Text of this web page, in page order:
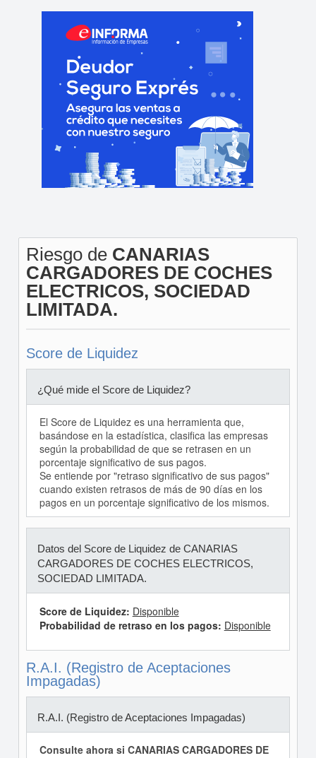
Riesgo de CANARIAS
CARGADORES DE COCHES
ELECTRICOS, SOCIEDAD
LIMITADA.
Score de Liquidez
¿Qué mide el Score de Liquidez?
El Score de Liquidez es una herramienta que,
basándose en la estadística, clasifica las empresas
según la probabilidad de que se retrasen en un
porcentaje significativo de sus pagos.
Se entiende por "retraso significativo de sus pagos"
cuando existen retrasos de más de 90 días en los
pagos en un porcentaje significativo de los mismos.
Datos del Score de Liquidez de CANARIAS
CARGADORES DE COCHES ELECTRICOS,
SOCIEDAD LIMITADA.
Score de Liquidez: Disponible
Probabilidad de retraso en los pagos: Disponible
R.A.I. (Registro de Aceptaciones
Impagadas)
R.A.I. (Registro de Aceptaciones Impagadas)
Consulte ahora si CANARIAS CARGADORES DE